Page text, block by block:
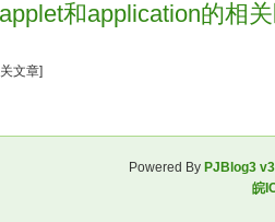
和application的相
文章]
Powered By PJBlog3
皖